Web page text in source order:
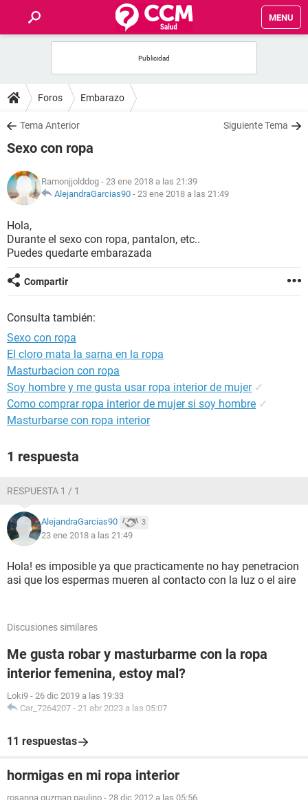
MENU
FOROS
SALUD
NUTRICIÓN
BIENESTAR
Foros Embarazo
Tema Anterior Siguiente Tema
Sexo con ropa
Ramonjjolddog - 23 ene 2018 a las 21:39
AlejandraGarcias90 - 23 ene 2018 a las 21:49
Hola,
Durante el sexo con ropa, pantalon, etc..
Puedes quedarte embarazada
Compartir
Consulta también:
Sexo con ropa
El cloro mata la sarna en la ropa
Masturbacion con ropa
Soy hombre y me gusta usar ropa interior de mujer ✓
Como comprar ropa interior de mujer si soy hombre ✓
Masturbarse con ropa interior
1 respuesta
RESPUESTA 1 / 1
AlejandraGarcias90 3
23 ene 2018 a las 21:49
Hola! es imposible ya que practicamente no hay penetracion
asi que los espermas mueren al contacto con la luz o el aire
Discusiones similares
Me gusta robar y masturbarme con la ropa
interior femenina, estoy mal?
Loki9 - 26 dic 2019 a las 19:33
Car_7264207 - 21 abr 2023 a las 05:07
11 respuestas
hormigas en mi ropa interior
rosanna guzman paulino - 28 dic 2012 a las 05:56